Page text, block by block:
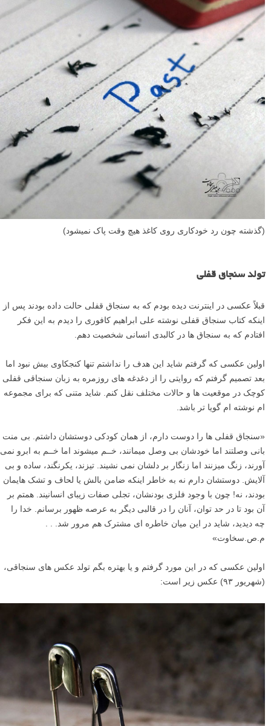
(گذشته چون رد خودکاری روی کاغذ هیچ وقت پاک نمیشود)
تولد سنجاق قفلی
قبلاً عکسی در اینترنت دیده بودم که به سنجاق قفلی حالت داده بودند پس از
اینکه کتاب سنجاق قفلی نوشته علی ابراهیم‌ کافوری را دیدم به این فکر
افتادم که به سنجاق ها در کالبدی انسانی شخصیت دهم.
اولین عکسی که گرفتم شاید این هدف را نداشتم تنها کنجکاوی بیش نبود اما
بعد تصمیم گرفتم که روایتی را از دغدغه های روزمره به زبان سنجاقی قفلی
کوچک در موقعیت ها و حالات مختلف نقل کنم. شاید متنی که برای مجموعه
ام نوشته ام گویا تر باشد.
«سنجاق قفلی ها را دوست دارم، از همان کودکی دوستشان داشتم. بی منت
بانی وصلتند اما خودشان بی وصل میمانند، خــم میشوند اما خــم به ابرو نمی
آورند، زنگ میزنند اما زنگار بر دلشان نمی نشیند. تیزند، یکرنگند، ساده و بی
آلایش. دوستشان دارم نه به خاطر اینکه ضامن بالش یا لحاف و تشک هایمان
بودند، نه! چون با وجود فلزی بودنشان، تجلی صفات زیبای انسانیند. همتم بر
آن بود تا در حد توان، آنان را در قالبی دیگر به عرصه ظهور برسانم. خدا را
چه دیدید، شاید در این میان خاطره ای مشترک هم مرور شد. . .
م.ص.سخاوت»
اولین عکسی که در این مورد گرفتم و یا بهتره بگم تولد عکس های سنجاقی،
(شهریور ۹۳) عکس زیر است: